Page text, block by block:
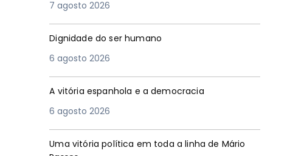
7 agosto 2026
Dignidade do ser humano
6 agosto 2026
A vitória espanhola e a democracia
6 agosto 2026
Uma vitória política em toda a linha de Mário